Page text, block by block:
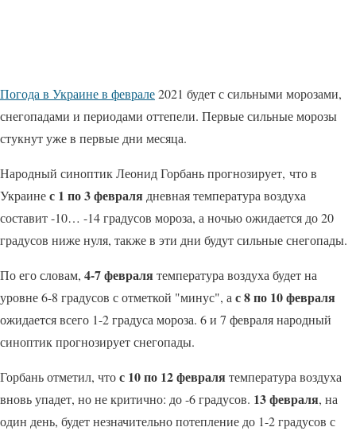
Погода в Украине в феврале2021 будет с сильными морозами,
снегопадами и периодами оттепели. Первые сильные морозы
стукнут уже в первые дни месяца.
Народный синоптик Леонид Горбань прогнозирует, что в
Украинес 1 по 3 февралядневная температура воздуха
составит -10… -14 градусов мороза, а ночью ожидается до 20
градусов ниже нуля, также в эти дни будут сильные снегопады.
По его словам, 4-7 февралятемпература воздуха будет на
уровне 6-8 градусов с отметкой "минус", ас 8 по 10 февраля
ожидается всего 1-2 градуса мороза. 6 и 7 февраля народный
синоптик прогнозирует снегопады.
Горбань отметил, чтос 10 по 12 февралятемпература воздуха
вновь упадет, но не критично: до -6 градусов. 13 февраля, на
один день, будет незначительно потепление до 1-2 градусов с